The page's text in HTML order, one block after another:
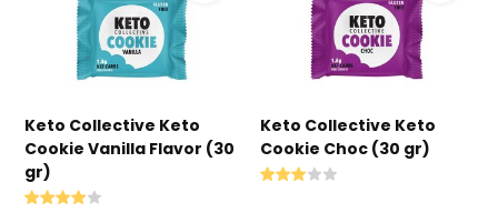
Keto Collective Keto
Cookie Vanilla Flavor (30
gr)
Keto Collective Keto
Cookie Choc (30 gr)